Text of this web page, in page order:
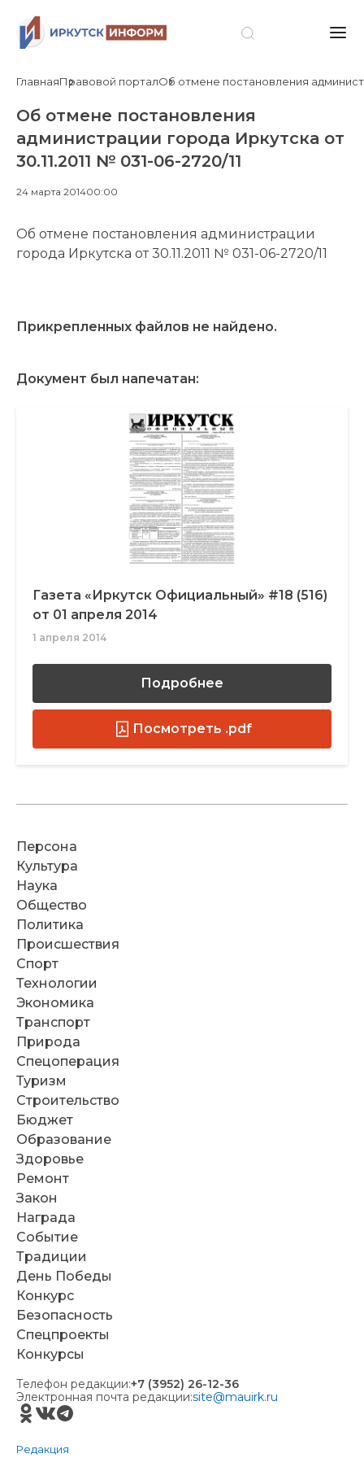
ГлавнаяПравовой порталОб отмене постановления
Об отмене постановления
администрации города Иркутска от
30.11.2011 № 031-06-2720/11
24 марта 201400:00
Об отмене постановления администрации
города Иркутска от 30.11.2011 № 031-06-2720/11
Прикрепленных файлов не найдено.
Документ был напечатан:
Газета «Иркутск Официальный» #18 (516)
от 01 апреля 2014
1 апреля 2014
Подробнее
Посмотреть .pdf
Персона
Культура
Наука
Общество
Политика
Происшествия
Спорт
Технологии
Экономика
Транспорт
Природа
Спецоперация
Туризм
Строительство
Бюджет
Образование
Здоровье
Ремонт
Закон
Награда
Событие
Традиции
День Победы
Конкурс
Безопасность
Спецпроекты
Конкурсы
Телефон редакции:+7 (3952) 26-12-36
Электронная почта редакции:site@mauirk.ru
Редакция